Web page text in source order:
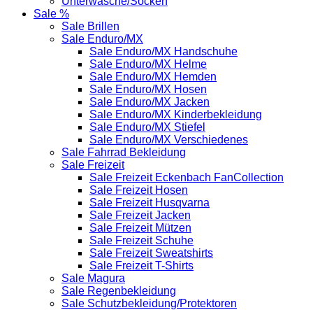
Sale %
Sale Brillen
Sale Enduro/MX
Sale Enduro/MX Handschuhe
Sale Enduro/MX Helme
Sale Enduro/MX Hemden
Sale Enduro/MX Hosen
Sale Enduro/MX Jacken
Sale Enduro/MX Kinderbekleidung
Sale Enduro/MX Stiefel
Sale Enduro/MX Verschiedenes
Sale Fahrrad Bekleidung
Sale Freizeit
Sale Freizeit Eckenbach FanCollection
Sale Freizeit Hosen
Sale Freizeit Husqvarna
Sale Freizeit Jacken
Sale Freizeit Mützen
Sale Freizeit Schuhe
Sale Freizeit Sweatshirts
Sale Freizeit T-Shirts
Sale Magura
Sale Regenbekleidung
Sale Schutzbekleidung/Protektoren